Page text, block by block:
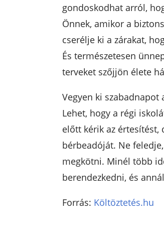
gondoskodhat arról,
Önnek, amikor a
cserélje ki a zárakat,
És természetesen
terveket szőjjön élete
Vegyen ki
Lehet, hogy a régi
előtt kérik az értesítést,
bérbeadóját. Ne
megkötni. Minél több
berendezkedni, és
Forrás: Költöztetés.hu